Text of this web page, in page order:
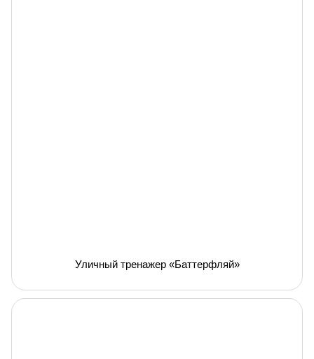
Уличный тренажер «Баттерфляй»